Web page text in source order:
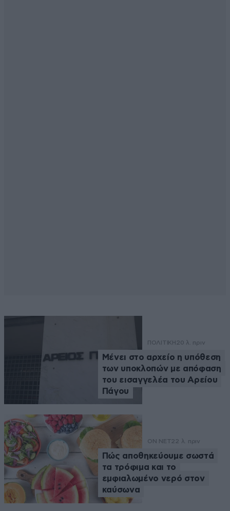
ΠΟΛΙΤΙΚΗ 20 λ. πριν
Μένει στο αρχείο η υπόθεση
των υποκλοπών με απόφαση
του εισαγγελέα του Αρείου
Πάγου
ON NET22 λ. πριν
Πώς αποθηκεύουμε σωστά
τα τρόφιμα και το
εμφιαλωμένο νερό στον
καύσωνα